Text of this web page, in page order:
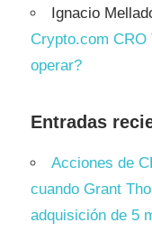
Ignacio
Crypto.com CRO
operar?
Entradas
Acciones de
cuando Grant
adquisición de 5